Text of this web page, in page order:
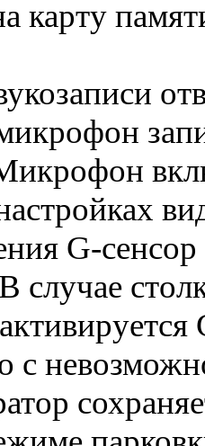
карту
G-
случае
с